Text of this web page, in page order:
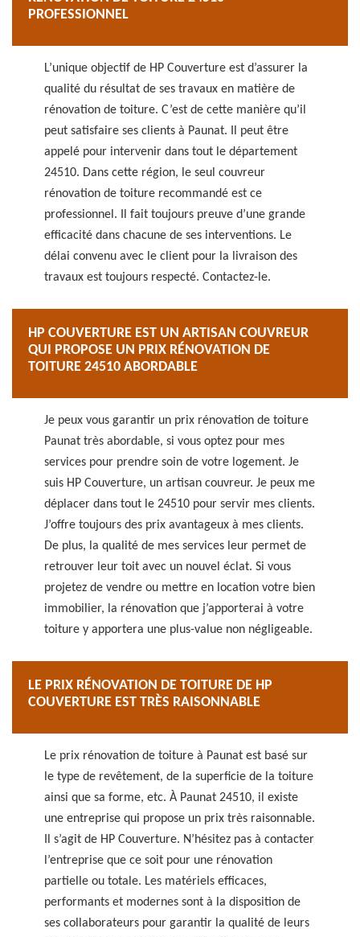
PROFESSIONNEL
L’unique objectif de HP Couverture est d’assurer la
qualité du résultat de ses travaux en matière de
rénovation de toiture. C’est de cette manière qu’il
peut satisfaire ses clients à Paunat. Il peut être
appelé pour intervenir dans tout le département
24510. Dans cette région, le seul couvreur
rénovation de toiture recommandé est ce
professionnel. Il fait toujours preuve d’une grande
efficacité dans chacune de ses interventions. Le
délai convenu avec le client pour la livraison des
travaux est toujours respecté. Contactez-le.
HP COUVERTURE EST UN ARTISAN COUVREUR
QUI PROPOSE UN PRIX RÉNOVATION DE
TOITURE 24510 ABORDABLE
Je peux vous garantir un prix rénovation de toiture
Paunat très abordable, si vous optez pour mes
services pour prendre soin de votre logement. Je
suis HP Couverture, un artisan couvreur. Je peux me
déplacer dans tout le 24510 pour servir mes clients.
J’offre toujours des prix avantageux à mes clients.
De plus, la qualité de mes services leur permet de
retrouver leur toit avec un nouvel éclat. Si vous
projetez de vendre ou mettre en location votre bien
immobilier, la rénovation que j’apporterai à votre
toiture y apportera une plus-value non négligeable.
LE PRIX RÉNOVATION DE TOITURE DE HP
COUVERTURE EST TRÈS RAISONNABLE
Le prix rénovation de toiture à Paunat est basé sur
le type de revêtement, de la superficie de la toiture
ainsi que sa forme, etc. À Paunat 24510, il existe
une entreprise qui propose un prix très raisonnable.
Il s’agit de HP Couverture. N’hésitez pas à contacter
l’entreprise que ce soit pour une rénovation
partielle ou totale. Les matériels efficaces,
performants et modernes sont à la disposition de
ses collaborateurs pour garantir la qualité de leurs